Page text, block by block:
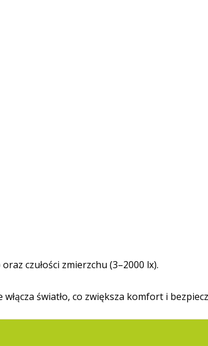
czułości zmierzchu (3–2000 lx).
światło, co zwiększa komfort i